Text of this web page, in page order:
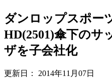
ダンロップスポー
HD(2501)傘下のサ
ザを子会社化
更新日： 2014年11月07日